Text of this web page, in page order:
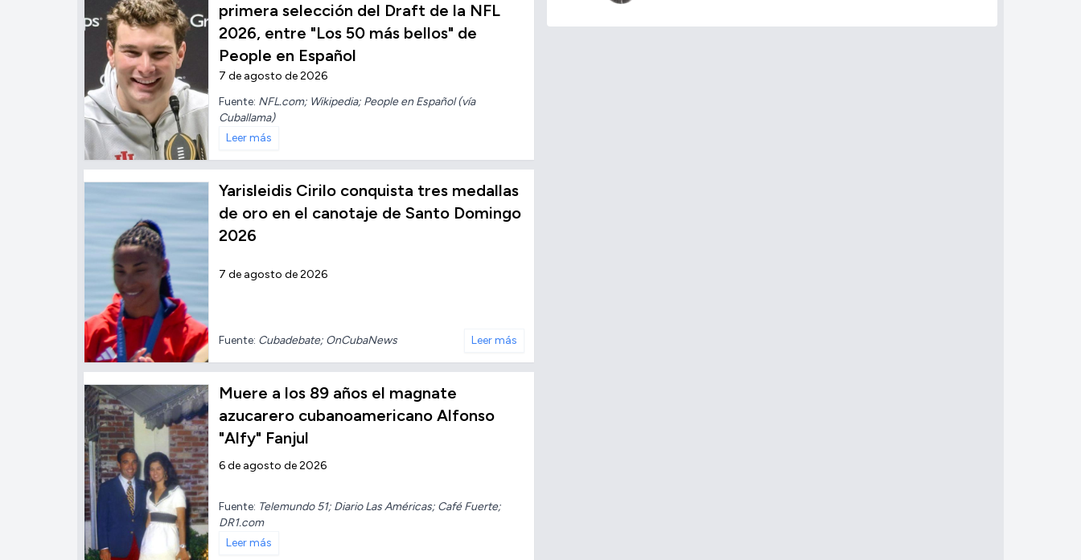
primera selección del Draft de la NFL
2026, entre "Los 50 más bellos" de
People en Español
7 de agosto de 2026
Fuente: NFL.com; Wikipedia; People en Español (vía
Cuballama)
Leer más
Yarisleidis Cirilo conquista tres medallas
de oro en el canotaje de Santo Domingo
2026
7 de agosto de 2026
Fuente: Cubadebate; OnCubaNews Leer más
Muere a los 89 años el magnate
azucarero cubanoamericano Alfonso
"Alfy" Fanjul
6 de agosto de 2026
Fuente: Telemundo 51; Diario Las Américas; Café Fuerte;
DR1.com
Leer más